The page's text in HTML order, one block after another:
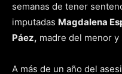
semanas de tener
imputadas Magdalena
Páez, madre del menor y
A más de un año del